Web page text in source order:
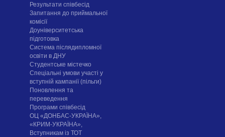
Результати співбесід
Запитання до приймальної
комісії
Доуніверситетська
підготовка
Система післядипломної
освіти в ДНУ
Cтудентське містечко
Спеціальні умови участі у
вступній кампанії (пільги)
Поновлення та
переведення
Програми співбесід
ОЦ «ДОНБАС-УКРАЇНА»,
«КРИМ-УКРАЇНА»,
Вступникам із ТОТ